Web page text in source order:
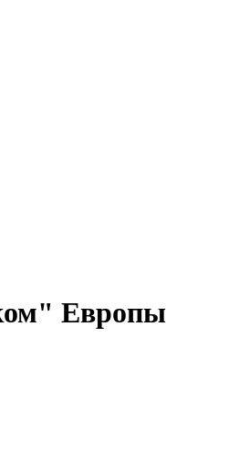
Европы